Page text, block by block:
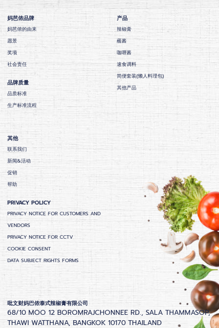
妈芭侬品牌
妈芭侬的由来
愿景
奖项
社会责任
品牌质量
品质标准
生产标准流程
产品
辣椒膏
蘸酱
咖喱酱
速食调料
简便套装(懒人料理包)
其他产品
其他
联系我们
新闻&活动
促销
帮助
PRIVACY POLICY
PRIVACY NOTICE FOR CUSTOMERS AND
VENDORS
PRIVACY NOTICE FOR CCTV
COOKIE CONSENT
DATA SUBJECT RIGHTS FORMS
吡文财妈巴侬泰式辣椒膏有限公司
68/10 MOO 12 BOROMRAJCHONNEE RD., SALA THAMMASOP,
THAWI WATTHANA, BANGKOK 10170 THAILAND